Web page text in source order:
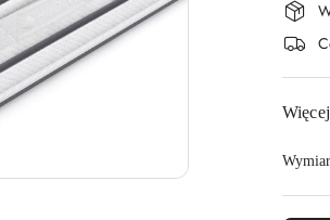
i